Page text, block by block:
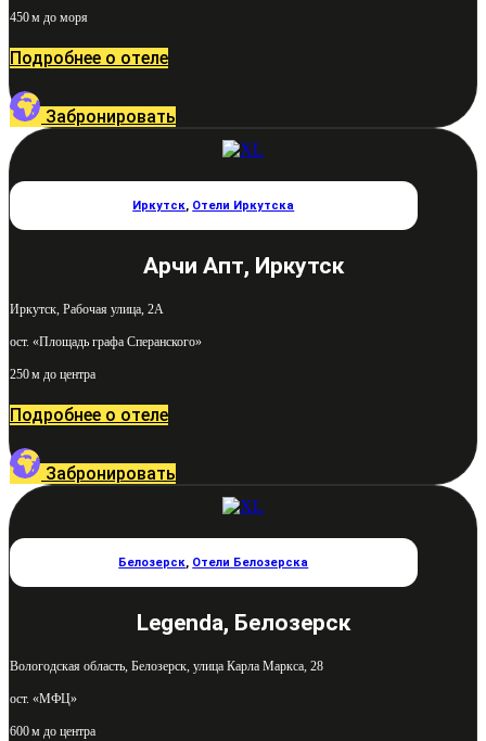
450 м до моря
Подробнее о отеле
Забронировать
Иркутск, Отели Иркутска
Арчи Апт, Иркутск
Иркутск, Рабочая улица, 2А
ост. «Площадь графа Сперанского»
250 м до центра
Подробнее о отеле
Забронировать
Белозерск, Отели Белозерска
Legenda, Белозерск
Вологодская область, Белозерск, улица Карла Маркса, 28
ост. «МФЦ»
600 м до центра